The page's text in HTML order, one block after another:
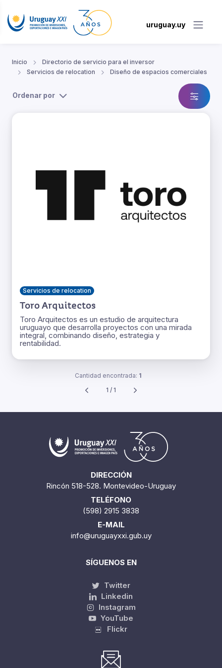
uruguay.uy
Inicio
Directorio de servicio para el inversor
Servicios de relocation
Diseño de espacios comerciales
Ordenar por
Servicios de relocation
Toro Arquitectos
Toro Arquitectos es un estudio de arquitectura
uruguayo que desarrolla proyectos con una mirada
integral, combinando diseño, estrategia y
rentabilidad.
Cantidad encontrada: 1
1 / 1
DIRECCIÓN
Rincón 518-528. Montevideo-Uruguay
TELÉFONO
(598) 2915 3838
E-MAIL
info@uruguayxxi.gub.uy
SÍGUENOS EN
Twitter
Linkedin
Instagram
YouTube
Flickr